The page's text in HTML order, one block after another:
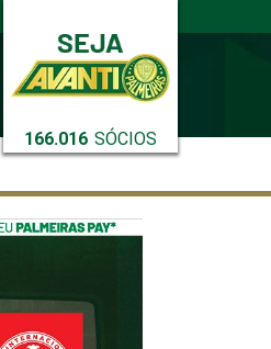
166.016 SÓCIOS